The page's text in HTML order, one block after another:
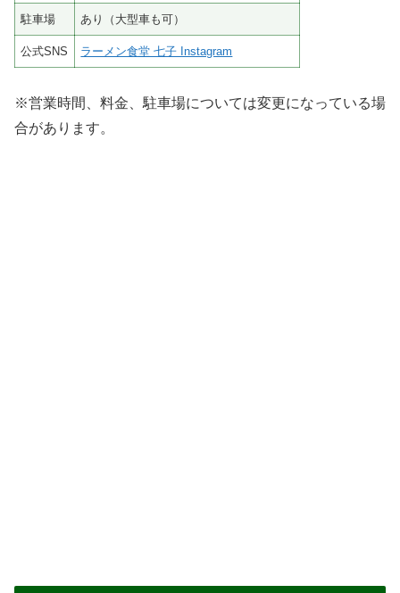
駐車場 あり（大型車も可）
公式SNS ラーメン食堂 七子 Instagram
※営業時間、料金、駐車場については変更になっている場
合があります。